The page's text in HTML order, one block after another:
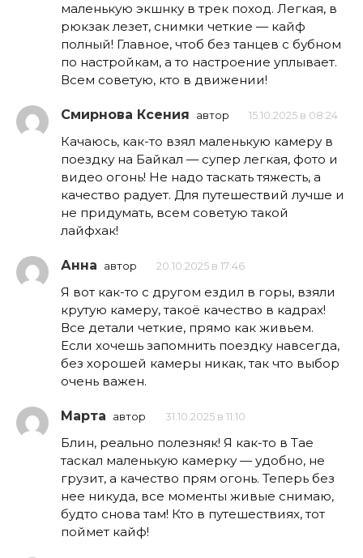
маленькую экшнку в трек поход. Легкая, в
рюкзак лезет, снимки четкие — кайф
полный! Главное, чтоб без танцев с бубном
по настройкам, а то настроение уплывает.
Всем советую, кто в движении!
Смирнова Ксения автор 15.10.2025 в 08:24
Качаюсь, как-то взял маленькую камеру в
поездку на Байкал — супер легкая, фото и
видео огонь! Не надо таскать тяжесть, а
качество радует. Для путешествий лучше и
не придумать, всем советую такой
лайфхак!
Анна автор 20.10.2025 в 17:46
Я вот как-то с другом ездил в горы, взяли
крутую камеру, такоё качество в кадрах!
Все детали четкие, прямо как живьем.
Если хочешь запомнить поездку навсегда,
без хорошей камеры никак, так что выбор
очень важен.
Марта автор 31.10.2025 в 11:10
Блин, реально полезняк! Я как-то в Тае
таскал маленькую камерку — удобно, не
грузит, а качество прям огонь. Теперь без
нее никуда, все моменты живые снимаю,
будто снова там! Кто в путешествиях, тот
поймет кайф!